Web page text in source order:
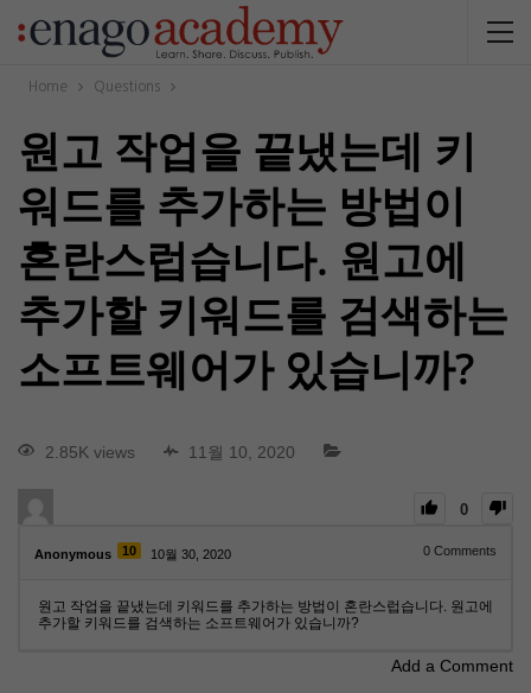
Home Questions
원고 작업을 끝냈는데 키
워드를 추가하는 방법이
혼란스럽습니다. 원고에
추가할 키워드를 검색하는
소프트웨어가 있습니까?
2.85K views 11월 10, 2020
0
Anonymous 10 10월 30, 2020 0 Comments
원고 작업을 끝냈는데 키워드를 추가하는 방법이 혼란스럽습니다. 원고에
추가할 키워드를 검색하는 소프트웨어가 있습니까?
Add a Comment